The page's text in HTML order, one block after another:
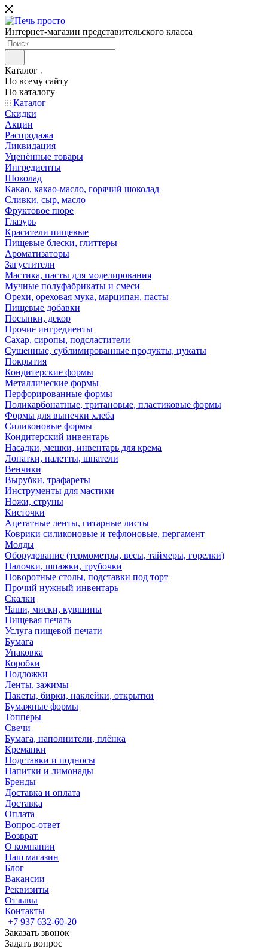
Интернет-магазин представительского класса
Каталог
По всему сайту
По каталогу
Каталог
Скидки
Акции
Распродажа
Ликвидация
Уценённые товары
Ингредиенты
Шоколад
Какао, какао-масло, горячий шоколад
Сливки, сыр, масло
Фруктовое пюре
Глазурь
Красители пищевые
Пищевые блески, глиттеры
Ароматизаторы
Загустители
Мастика, пасты для моделирования
Мучные полуфабрикаты и смеси
Орехи, ореховая мука, марципан, пасты
Пищевые добавки
Посыпки, декор
Прочие ингредиенты
Сахар, сиропы, подсластители
Сушенные, сублимированные продукты, цукаты
Покрытия
Кондитерские формы
Металлические формы
Перфорированные формы
Поликарбонатные, тритановые, пластиковые формы
Формы для выпечки хлеба
Силиконовые формы
Кондитерский инвентарь
Насадки, мешки, инвентарь для крема
Лопатки, палетты, шпатели
Венчики
Вырубки, трафареты
Инструменты для мастики
Ножи, струны
Кисточки
Ацетатные ленты, гитарные листы
Коврики силиконовые и тефлоновые, пергамент
Молды
Оборудование (термометры, весы, таймеры, горелки)
Палочки, шпажки, трубочки
Поворотные столы, подставки под торт
Прочий нужный инвентарь
Скалки
Чаши, миски, кувшины
Пищевая печать
Услуга пищевой печати
Бумага
Упаковка
Коробки
Подложки
Ленты, зажимы
Пакеты, бирки, наклейки, открытки
Бумажные формы
Топперы
Свечи
Бумага, наполнители, плёнка
Креманки
Подставки и подносы
Напитки и лимонады
Бренды
Доставка и оплата
Доставка
Оплата
Вопрос-ответ
Возврат
О компании
Наш магазин
Блог
Вакансии
Реквизиты
Отзывы
Контакты
+7 937 632-60-20
Заказать звонок
Задать вопрос